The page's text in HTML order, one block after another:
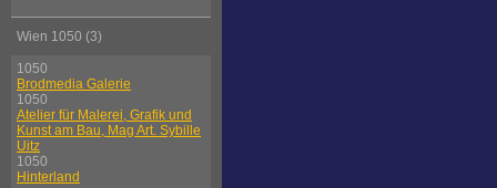
Wien 1050 (3)
1050
Brodmedia Galerie
1050
Atelier für Malerei, Grafik und
Kunst am Bau, Mag Art. Sybille
Uitz
1050
Hinterland